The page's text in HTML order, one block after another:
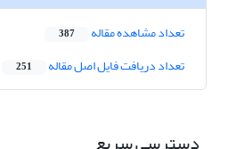
تعداد مشاهده مقاله 387
تعداد دریافت فایل اصل مقاله 251